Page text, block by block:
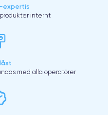
expertis
internt
med alla operatörer